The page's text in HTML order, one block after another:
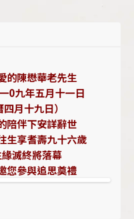
的陳懋華老先生
0九年五月十一日
月十九日）
陪伴下安詳辭世
生享耆壽九十六歲
滅終將落幕
您參與追思奠禮